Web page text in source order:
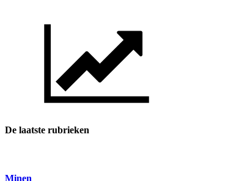
De laatste rubrieken
Minen